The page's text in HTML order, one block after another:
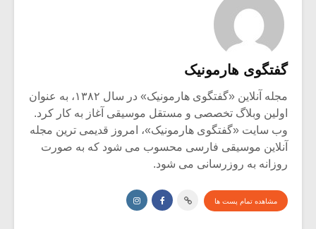
گفتگوی هارمونیک
مجله آنلاین «گفتگوی هارمونیک» در سال ۱۳۸۲، به عنوان
اولین وبلاگ تخصصی و مستقل موسیقی آغاز به کار کرد.
وب سایت «گفتگوی هارمونیک»، امروز قدیمی ترین مجله
آنلاین موسیقی فارسی محسوب می شود که به صورت
روزانه به روزرسانی می شود.
مشاهده تمام پست ها